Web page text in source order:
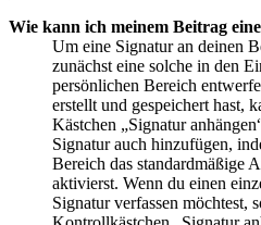
Wie kann ich meinem Beitrag
Um eine Signatur an deinen
zunächst eine solche in den
persönlichen Bereich
erstellt und gespeichert hast,
Kästchen „Signatur
Signatur auch hinzufügen,
Bereich das standardmäßige
aktivierst. Wenn du einen
Signatur verfassen möchtest,